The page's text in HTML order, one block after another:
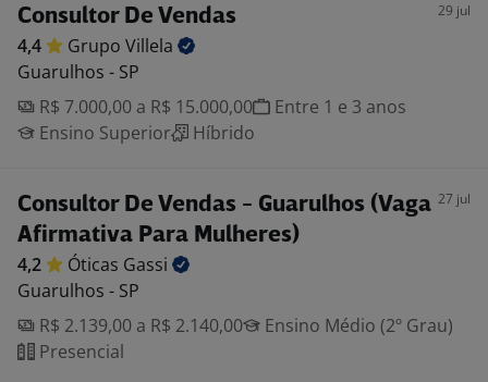
Consultor De Vendas 29 jul
4,4 Grupo Villela
Guarulhos - SP
R$ 7.000,00 a R$ 15.000,00
Entre 1 e 3 anos
Ensino Superior
Híbrido
Consultor De Vendas - Guarulhos (Vaga
Afirmativa Para Mulheres)
27 jul
4,2 Óticas Gassi
Guarulhos - SP
R$ 2.139,00 a R$ 2.140,00
Ensino Médio (2º Grau)
Presencial